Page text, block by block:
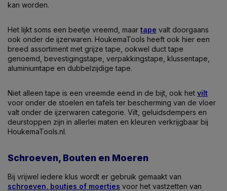
kan worden.
Het lijkt soms een beetje vreemd, maar tape valt doorgaans
ook onder de ijzerwaren. HoukemaTools heeft ook hier een
breed assortiment met grijze tape, ookwel duct tape
genoemd, bevestigingstape, verpakkingstape, klussentape,
aluminiumtape en dubbelzijdige tape.
Niet alleen tape is een vreemde eend in de bijt, ook het vilt
voor onder de stoelen en tafels ter bescherming van de vloer
valt onder de ijzerwaren categorie. Vilt, geluidsdempers en
deurstoppen zijn in allerlei maten en kleuren verkrijgbaar bij
HoukemaTools.nl.
Schroeven, Bouten en Moeren
Bij vrijwel iedere klus wordt er gebruik gemaakt van
schroeven, boutjes of moertjes voor het vastzetten van